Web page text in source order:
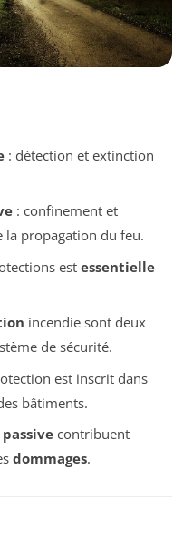
: détection et extinction
: confinement et
la propagation du feu.
est essentielle
incendie sont deux
de sécurité.
est inscrit dans
bâtiments.
contribuent
dommages.